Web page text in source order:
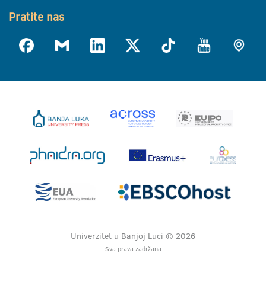
Pratite nas
Univerzitet u Banjoj Luci © 2026
Sva prava zadržana